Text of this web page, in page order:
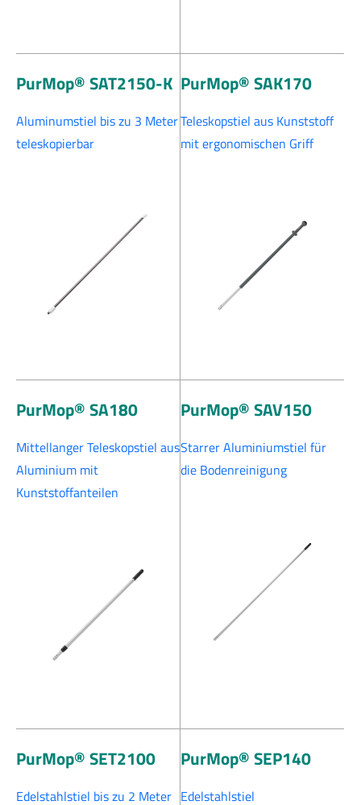
PurMop® SAT2150-K
Aluminumstiel bis zu 3 Meter
teleskopierbar
PurMop® SAK170
Teleskopstiel aus Kunststoff
mit ergonomischen Griff
PurMop® SA180
Mittellanger Teleskopstiel aus
Aluminium mit
Kunststoffanteilen
PurMop® SAV150
Starrer Aluminiumstiel für
die Bodenreinigung
PurMop® SET2100
Edelstahlstiel bis zu 2 Meter
PurMop® SEP140
Edelstahlstiel